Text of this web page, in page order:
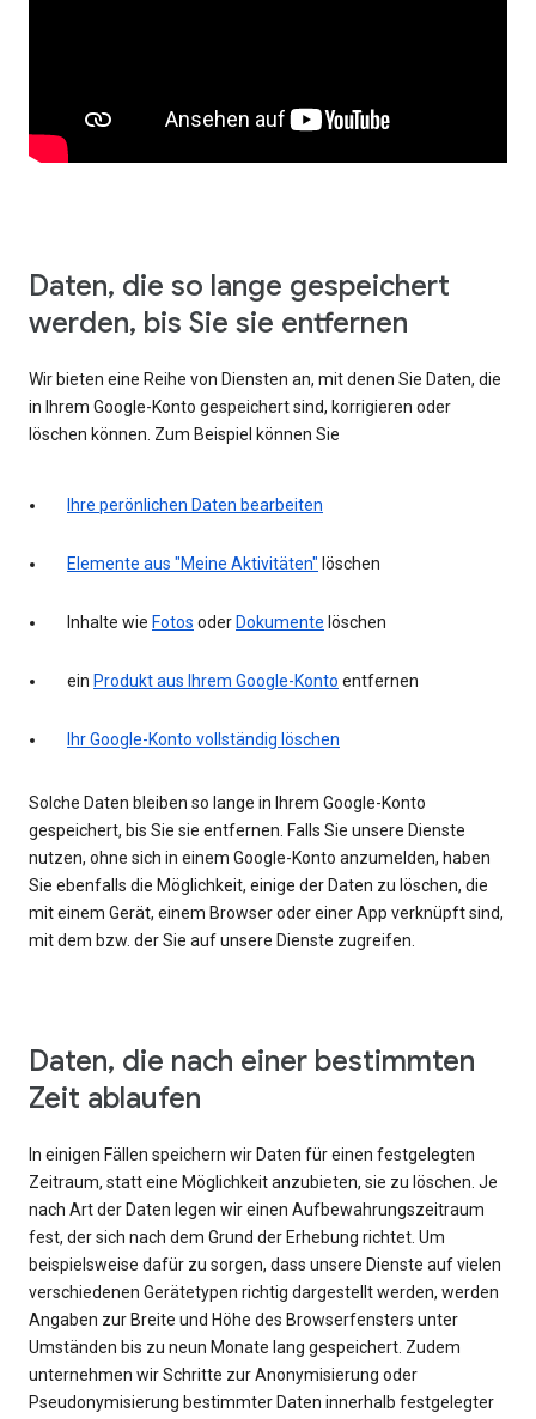
Daten, die so lange gespeichert
werden, bis Sie sie entfernen
Wir bieten eine Reihe von Diensten an, mit denen Sie Daten, die
in Ihrem Google-Konto gespeichert sind, korrigieren oder
löschen können. Zum Beispiel können Sie
Ihre perönlichen Daten bearbeiten
Elemente aus "Meine Aktivitäten" löschen
Inhalte wie Fotos oder Dokumente löschen
ein Produkt aus Ihrem Google-Konto entfernen
Ihr Google-Konto vollständig löschen
Solche Daten bleiben so lange in Ihrem Google-Konto
gespeichert, bis Sie sie entfernen. Falls Sie unsere Dienste
nutzen, ohne sich in einem Google-Konto anzumelden, haben
Sie ebenfalls die Möglichkeit, einige der Daten zu löschen, die
mit einem Gerät, einem Browser oder einer App verknüpft sind,
mit dem bzw. der Sie auf unsere Dienste zugreifen.
Daten, die nach einer bestimmten
Zeit ablaufen
In einigen Fällen speichern wir Daten für einen festgelegten
Zeitraum, statt eine Möglichkeit anzubieten, sie zu löschen. Je
nach Art der Daten legen wir einen Aufbewahrungszeitraum
fest, der sich nach dem Grund der Erhebung richtet. Um
beispielsweise dafür zu sorgen, dass unsere Dienste auf vielen
verschiedenen Gerätetypen richtig dargestellt werden, werden
Angaben zur Breite und Höhe des Browserfensters unter
Umständen bis zu neun Monate lang gespeichert. Zudem
unternehmen wir Schritte zur Anonymisierung oder
Pseudonymisierung bestimmter Daten innerhalb festgelegter